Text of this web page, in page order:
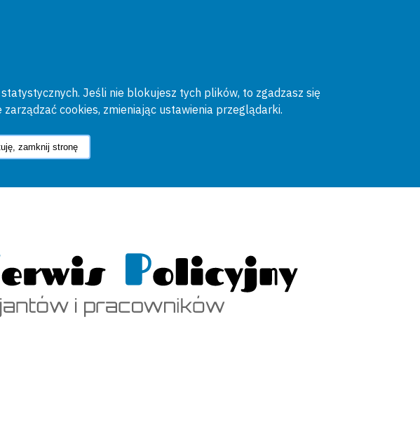
Jeśli nie blokujesz tych plików, to zgadzasz się
cookies, zmieniając ustawienia przeglądarki.
zamknij stronę